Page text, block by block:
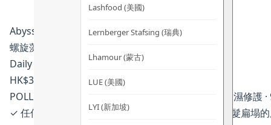
Lashfood (美國)
Lernberger Stafsing (瑞典)
Lhamour (蒙古)
LUE (美國)
LYI (新加坡)
Abyssian · 以色列/Italy
螺旋藻抗污染護髮素
Daily Shield Superfood Conditioner
HK$340/500ml / 500ml
POLLUSTOP®專利抗污染 · 2養髮 + 3超級食物 + 4保濕修護
✓ 任何髮質人士 · 幼軟髮質或潮濕天氣怕護髮素令頭髮扁塌